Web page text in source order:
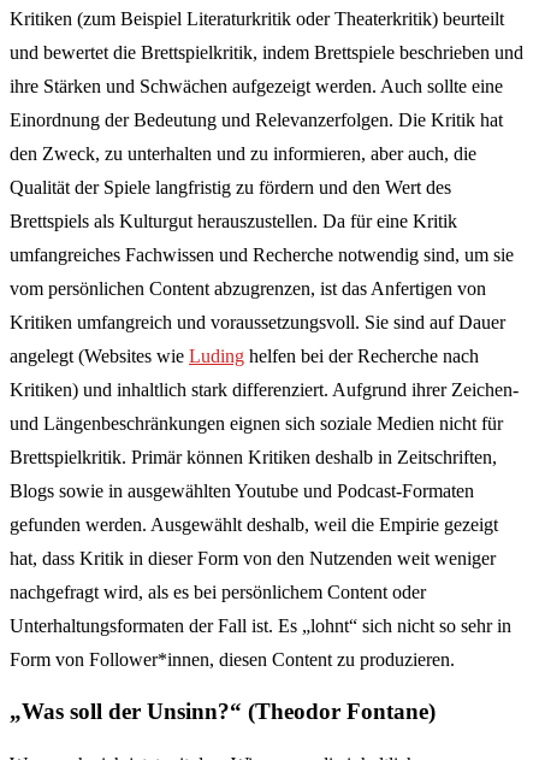
Kritiken (zum Beispiel Literaturkritik oder Theaterkritik) beurteilt
und bewertet die Brettspielkritik, indem Brettspiele beschrieben und
ihre Stärken und Schwächen aufgezeigt werden. Auch sollte eine
Einordnung der Bedeutung und Relevanzerfolgen. Die Kritik hat
den Zweck, zu unterhalten und zu informieren, aber auch, die
Qualität der Spiele langfristig zu fördern und den Wert des
Brettspiels als Kulturgut herauszustellen. Da für eine Kritik
umfangreiches Fachwissen und Recherche notwendig sind, um sie
vom persönlichen Content abzugrenzen, ist das Anfertigen von
Kritiken umfangreich und voraussetzungsvoll. Sie sind auf Dauer
angelegt (Websites wie Luding helfen bei der Recherche nach
Kritiken) und inhaltlich stark differenziert. Aufgrund ihrer Zeichen-
und Längenbeschränkungen eignen sich soziale Medien nicht für
Brettspielkritik. Primär können Kritiken deshalb in Zeitschriften,
Blogs sowie in ausgewählten Youtube und Podcast-Formaten
gefunden werden. Ausgewählt deshalb, weil die Empirie gezeigt
hat, dass Kritik in dieser Form von den Nutzenden weit weniger
nachgefragt wird, als es bei persönlichem Content oder
Unterhaltungsformaten der Fall ist. Es „lohnt“ sich nicht so sehr in
Form von Follower*innen, diesen Content zu produzieren.
„Was soll der Unsinn?“ (Theodor Fontane)